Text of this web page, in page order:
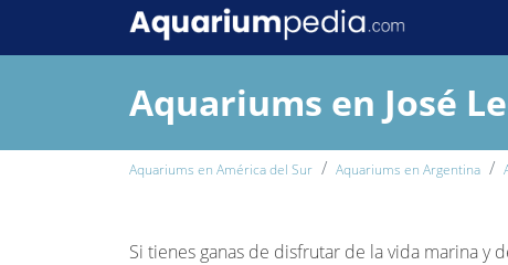
Aquariums en José
Aquariums en América del Sur Aquariums en Argentina
Si tienes ganas de disfrutar de la vida marina y